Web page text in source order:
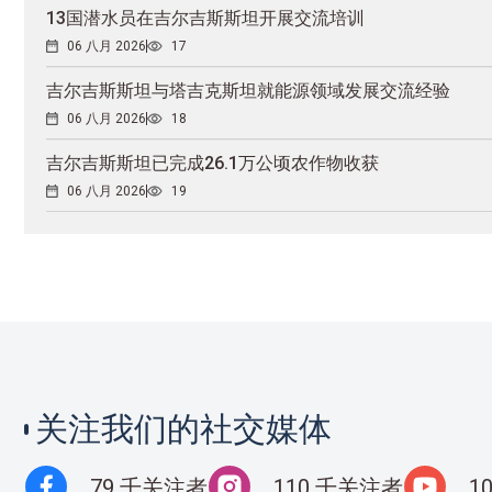
13国潜水员在吉尔吉斯斯坦开展交流培训
06 八月 2026 17
吉尔吉斯斯坦与塔吉克斯坦就能源领域发展交流经验
06 八月 2026 18
吉尔吉斯斯坦已完成26.1万公顷农作物收获
06 八月 2026 19
关注我们的社交媒体